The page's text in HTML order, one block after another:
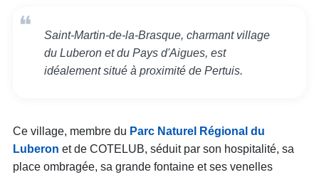
Saint-Martin-de-la-Brasque, charmant village
du Luberon et du Pays d'Aigues, est
idéalement situé à proximité de Pertuis.
Ce village, membre du Parc Naturel Régional du
Luberon et de COTELUB, séduit par son hospitalité, sa
place ombragée, sa grande fontaine et ses venelles